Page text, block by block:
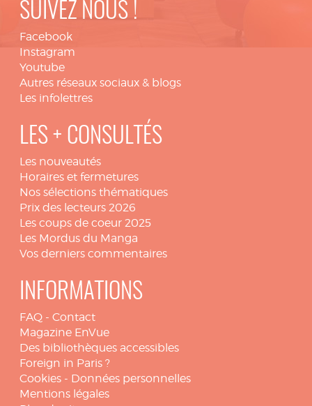
SUIVEZ NOUS !
Facebook
Instagram
Youtube
Autres réseaux sociaux & blogs
Les infolettres
LES + CONSULTÉS
Les nouveautés
Horaires et fermetures
Nos sélections thématiques
Prix des lecteurs 2026
Les coups de coeur 2025
Les Mordus du Manga
Vos derniers commentaires
INFORMATIONS
FAQ - Contact
Magazine EnVue
Des bibliothèques accessibles
Foreign in Paris ?
Cookies - Données personnelles
Mentions légales